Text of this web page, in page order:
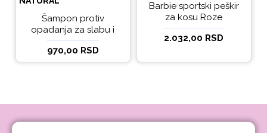
Šampon protiv
opadanja za slabu i
tanku kosu beBio
natural 300ml
970,00 RSD
Barbie sportski peškir
za kosu Roze
2.032,00 RSD